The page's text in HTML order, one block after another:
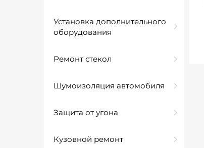
Установка дополнительного
оборудования
Ремонт стекол
Шумоизоляция автомобиля
Защита от угона
Кузовной ремонт